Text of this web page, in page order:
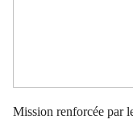
Mission renforcée par